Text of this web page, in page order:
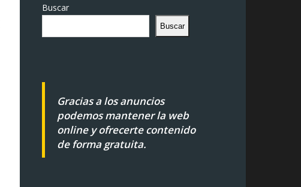
Buscar
Buscar
Gracias a los anuncios
podemos mantener la web
online y ofrecerte contenido
de forma gratuita.